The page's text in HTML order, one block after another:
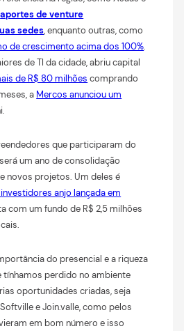
aportes de venture
sedes, enquanto outras, como
de crescimento acima dos 100%.
de TI da cidade, abriu capital
de R$ 80 milhões comprando
a Mercos anunciou um
que participaram do
um ano de consolidação
novos projetos. Um deles é
anjo lançada em
com um fundo de R$ 2,5 milhões
do presencial e a riqueza
tínhamos perdido no ambiente
oportunidades criadas, seja
e Join.valle, como pelos
em bom número e isso